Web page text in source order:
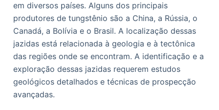
em diversos países. Alguns dos principais
produtores de tungstênio são a China, a Rússia, o
Canadá, a Bolívia e o Brasil. A localização dessas
jazidas está relacionada à geologia e à tectônica
das regiões onde se encontram. A identificação e a
exploração dessas jazidas requerem estudos
geológicos detalhados e técnicas de prospecção
avançadas.